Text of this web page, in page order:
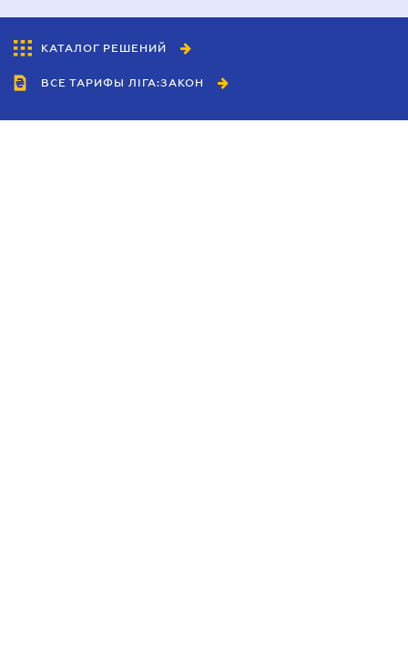
КАТАЛОГ РЕШЕНИЙ
ВСЕ ТАРИФЫ ЛІГА:ЗАКОН